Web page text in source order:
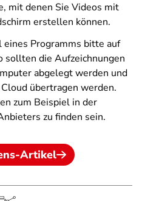
mit denen Sie Videos mit
erstellen können.
Programms bitte auf
sollten die Aufzeichnungen
abgelegt werden und
übertragen werden.
zum Beispiel in der
zu finden sein.
Artikel